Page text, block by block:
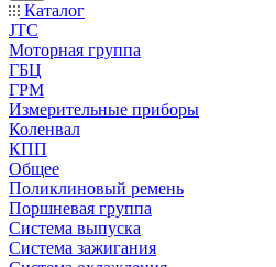
Каталог
JTC
Моторная группа
ГБЦ
ГРМ
Измерительные приборы
Коленвал
КПП
Общее
Поликлиновый ремень
Поршневая группа
Система выпуска
Система зажигания